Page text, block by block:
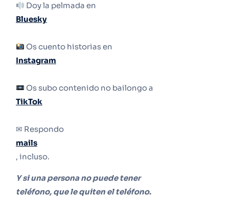
Doy la pelmada en
Bluesky
Os cuento historias en
Instagram
Os subo contenido no bailongo a
TikTok
✉ Respondo
mails
, incluso.
Y si una persona no puede tener
teléfono, que le quiten el teléfono.